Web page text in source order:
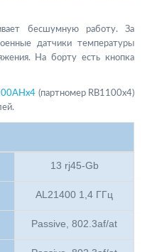
бесшумную работу. За
датчики температуры
На борту есть кнопка
(партномер RB1100x4)
13 rj45-Gb
AL21400 1,4 ГГц
Passive, 802.3af/at